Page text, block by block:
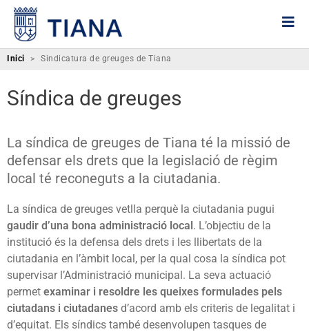
Inici > Sindicatura de greuges de Tiana
Síndica de greuges
La síndica de greuges de Tiana té la missió de
defensar els drets que la legislació de règim
local té reconeguts a la ciutadania.
La síndica de greuges vetlla perquè la ciutadania pugui
gaudir d’una bona administració local. L’objectiu de la
institució és la defensa dels drets i les llibertats de la
ciutadania en l’àmbit local, per la qual cosa la síndica pot
supervisar l’Administració municipal. La seva actuació
permet examinar i resoldre les queixes formulades pels
ciutadans i ciutadanes d’acord amb els criteris de legalitat i
d’equitat. Els síndics també desenvolupen tasques de